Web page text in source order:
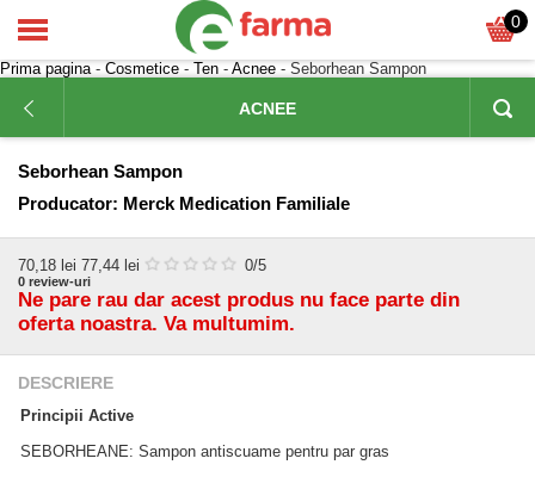
0
Prima pagina- Cosmetice - Ten - Acnee - Seborhean Sampon
ACNEE
Seborhean Sampon
Producator: Merck Medication Familiale
70,18 lei 77,44 lei 0/5
0 review-uri
Ne pare rau dar acest produs nu face parte din
oferta noastra. Va multumim.
DESCRIERE
Principii Active
SEBORHEANE: Sampon antiscuame pentru par gras